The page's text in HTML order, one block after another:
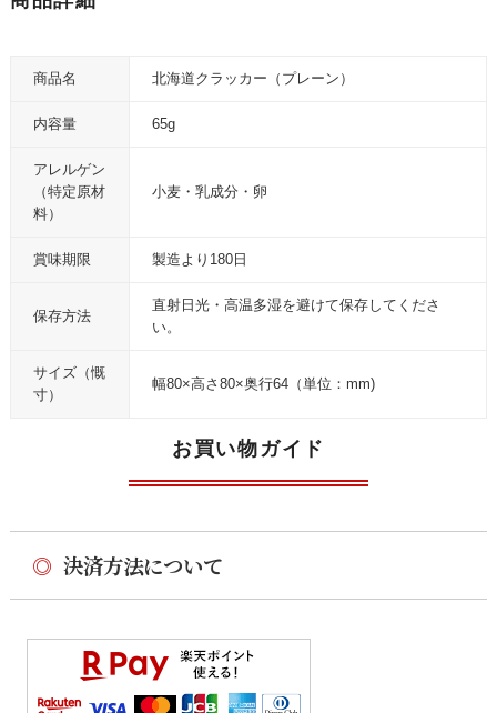
商品名 北海道クラッカー（プレーン）
内容量 65g
アレルゲン
（特定原材
料）
小麦・乳成分・卵
賞味期限 製造より180日
保存方法
直射日光・高温多湿を避けて保存してくださ
い。
サイズ（慨
寸）
幅80×高さ80×奥行64（単位：mm)
お買い物ガイド
◎ 決済方法について